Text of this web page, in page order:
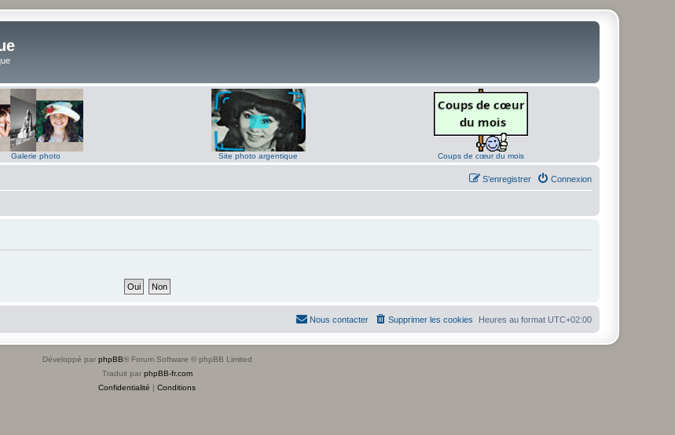
Galerie photo Site photo argentique Coups de cœur du mois
Connexion
S’enregistrer
Heures au format UTC+02:00
Supprimer les cookies
Nous contacter
Développé par phpBB® Forum Software © phpBB Limited
Traduit par phpBB-fr.com
Confidentialité | Conditions